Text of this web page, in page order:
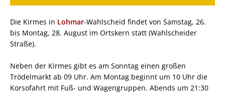
Die Kirmes in Lohmar-Wahlscheid findet von Samstag, 26.
bis Montag, 28. August im Ortskern statt (Wahlscheider
Straße).
Neben der Kirmes gibt es am Sonntag einen großen
Trödelmarkt ab 09 Uhr. Am Montag beginnt um 10 Uhr die
Korsofahrt mit Fuß- und Wagengruppen. Abends um 21:30